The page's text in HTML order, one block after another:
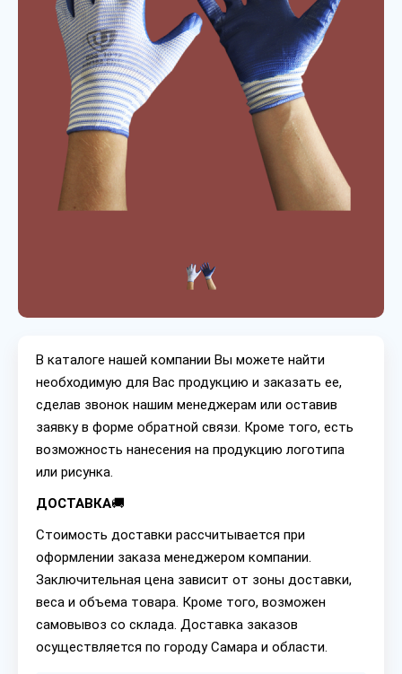
В каталоге нашей компании Вы можете найти
необходимую для Вас продукцию и заказать ее,
сделав звонок нашим менеджерам или оставив
заявку в форме обратной связи. Кроме того, есть
возможность нанесения на продукцию логотипа
или рисунка.
ДОСТАВКА🚚
Стоимость доставки рассчитывается при
оформлении заказа менеджером компании.
Заключительная цена зависит от зоны доставки,
веса и объема товара. Кроме того, возможен
самовывоз со склада. Доставка заказов
осуществляется по городу Самара и области.